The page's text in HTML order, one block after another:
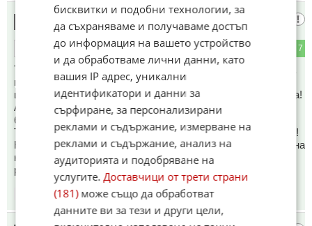
Лопата Орешник
7
ОТГОВОР
Тоя закостенелия! Ква кариера в чужбина, пич? Вече няма
граници! Особено в музиката! И сега е в чужбина! Едно
цъкване с мишока и я слушаш от всяка точка на планетата!
А относно кариерата, доста е сконфузно, защото
бангарангата е хит, без значение дали я харесвам или не !
Тотален хит очевидно! Обаче Дара няма друга песен , мой!
Кво ще пее? Има някакви напъни, напълно не в стила и тона
на приповдигнатата бангаранга! Реално тя няма друга
разпознаваема песен!
08.06.2026
бисквитки и подобни технологии, за
да съхраняваме и получаваме достъп
до информация на вашето устройство
и да обработваме лични данни, като
вашия IP адрес, уникални
идентификатори и данни за
сърфиране, за персонализирани
реклами и съдържание, измерване на
реклами и съдържание, анализ на
аудиторията и подобряване на
услугите.Доставчици от трети страни
(181)може също да обработват
данните ви за тези и други цели,